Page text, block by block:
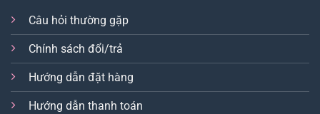
Câu hỏi thường gặp
Chính sách đổi/trả
Hướng dẫn đặt hàng
Hướng dẫn thanh toán